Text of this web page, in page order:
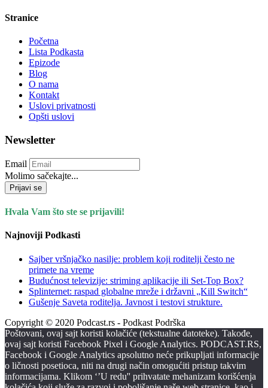
Stranice
Početna
Lista Podkasta
Epizode
Blog
O nama
Kontakt
Uslovi privatnosti
Opšti uslovi
Newsletter
Email
Molimo sačekajte...
Prijavi se
Hvala Vam što ste se prijavili!
Najnoviji Podkasti
Sajber vršnjačko nasilje: problem koji roditelji često ne
primete na vreme
Budućnost televizije: striming aplikacije ili Set-Top Box?
Splinternet: raspad globalne mreže i državni „Kill Switch“
Gušenje Saveta roditelja. Javnost i testovi strukture.
Copyright © 2020 Podcast.rs - Podkast Podrška
Poštovani, ovaj sajt koristi kolačiće (tekstualne datoteke). Takođe,
ovaj sajt koristi Facebook Pixel i Google Analytics. PODCAST.RS,
Facebook i Google Analytics apsolutno neće prikupljati informacije
o ličnosti posetioca, niti na drugi način omogućiti pristup takvim
informacijama. Klikom ‘’U redu'' prihvatate mehanizam korišćenja